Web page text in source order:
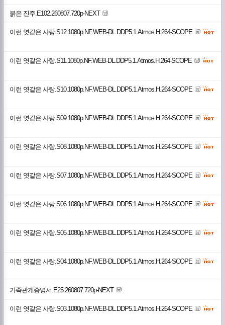
붉은 진주.E102.260807.720p-NEXT
이런 엿같은 사랑.S12.1080p.NF.WEB-DL.DDP5.1.Atmos.H.264-SCOPE
이런 엿같은 사랑.S11.1080p.NF.WEB-DL.DDP5.1.Atmos.H.264-SCOPE
이런 엿같은 사랑.S10.1080p.NF.WEB-DL.DDP5.1.Atmos.H.264-SCOPE
이런 엿같은 사랑.S09.1080p.NF.WEB-DL.DDP5.1.Atmos.H.264-SCOPE
이런 엿같은 사랑.S08.1080p.NF.WEB-DL.DDP5.1.Atmos.H.264-SCOPE
이런 엿같은 사랑.S07.1080p.NF.WEB-DL.DDP5.1.Atmos.H.264-SCOPE
이런 엿같은 사랑.S06.1080p.NF.WEB-DL.DDP5.1.Atmos.H.264-SCOPE
이런 엿같은 사랑.S05.1080p.NF.WEB-DL.DDP5.1.Atmos.H.264-SCOPE
이런 엿같은 사랑.S04.1080p.NF.WEB-DL.DDP5.1.Atmos.H.264-SCOPE
가족관계증명서.E25.260807.720p-NEXT
이런 엿같은 사랑.S03.1080p.NF.WEB-DL.DDP5.1.Atmos.H.264-SCOPE